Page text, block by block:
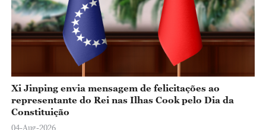
Xi Jinping envia mensagem de felicitações ao
representante do Rei nas Ilhas Cook pelo Dia da
Constituição
04-Aug-2026